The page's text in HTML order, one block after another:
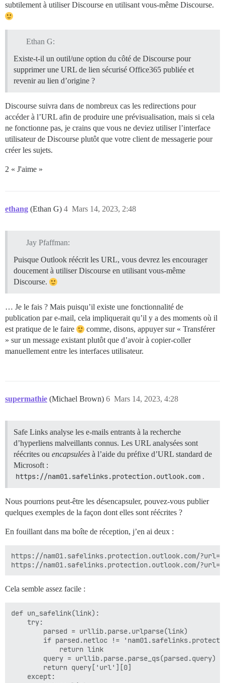
subtilement à utiliser Discourse en utilisant vous-même Discourse.
Ethan G:
Existe-t-il un outil/une option du côté de Discourse pour
supprimer une URL de lien sécurisé Office365 publiée et
revenir au lien d’origine ?
Discourse suivra dans de nombreux cas les redirections pour
accéder à l’URL afin de produire une prévisualisation, mais si cela
ne fonctionne pas, je crains que vous ne deviez utiliser l’interface
utilisateur de Discourse plutôt que votre client de messagerie pour
créer les sujets.
2 « J'aime »
ethang (Ethan G) Mars 14, 2023, 2:48
4
Jay Pfaffman:
Puisque Outlook réécrit les URL, vous devrez les encourager
doucement à utiliser Discourse en utilisant vous-même
Discourse.
… Je le fais ? Mais puisqu’il existe une fonctionnalité de
publication par e-mail, cela impliquerait qu’il y a des moments où il
est pratique de le faire
comme, disons, appuyer sur « Transférer
» sur un message existant plutôt que d’avoir à copier-coller
manuellement entre les interfaces utilisateur.
supermathie (Michael Brown) Mars 14, 2023, 4:28
6
Safe Links analyse les e-mails entrants à la recherche
d’hyperliens malveillants connus. Les URL analysées sont
réécrites ou encapsulées à l’aide du préfixe d’URL standard de
Microsoft :
https://nam01.safelinks.protection.outlook.com .
Nous pourrions peut-être les désencapsuler, pouvez-vous publier
quelques exemples de la façon dont elles sont réécrites ?
En fouillant dans ma boîte de réception, j’en ai deux :
https://nam01.safelinks.protection.outlook.com/
Cela semble assez facile :
def un_safelink(link):
    try:
        parsed = urllib.parse.urlparse(link)
if parsed.netloc !=
            return link
        query = urllib.parse.parse_qs(parsed.query)
        return query['url'][0]
    except: